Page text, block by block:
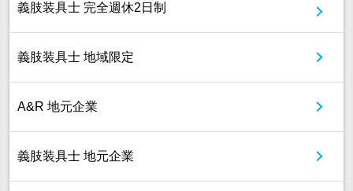
義肢装具士 完全週休2日制
義肢装具士 地域限定
A&R 地元企業
義肢装具士 地元企業